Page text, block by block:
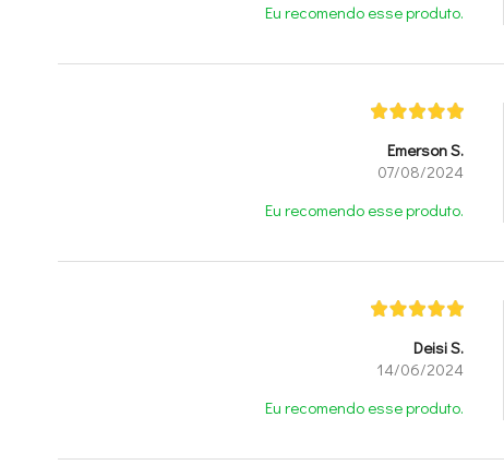
Eu recomendo esse produto.
Emerson S.
07/08/2024
Eu recomendo esse produto.
Deisi S.
14/06/2024
Eu recomendo esse produto.